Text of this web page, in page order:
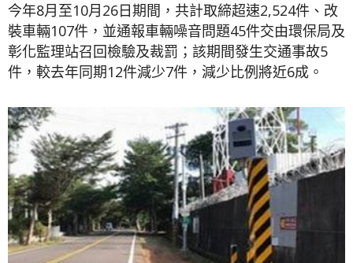
今年8月至10月26日期間，共計取締超速2,524件、改
裝車輛107件，並通報車輛噪音問題45件交由環保局及
彰化監理站召回檢驗及裁罰；該期間發生交通事故5
件，較去年同期12件減少7件，減少比例將近6成。